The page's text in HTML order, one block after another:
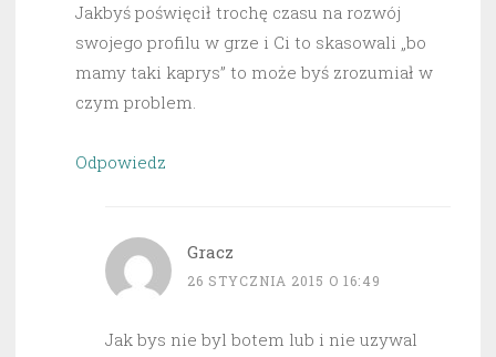
Jakbyś poświęcił trochę czasu na rozwój
swojego profilu w grze i Ci to skasowali „bo
mamy taki kaprys” to może byś zrozumiał w
czym problem.
Odpowiedz
Gracz
26 STYCZNIA 2015 O 16:49
Jak bys nie byl botem lub i nie uzywal